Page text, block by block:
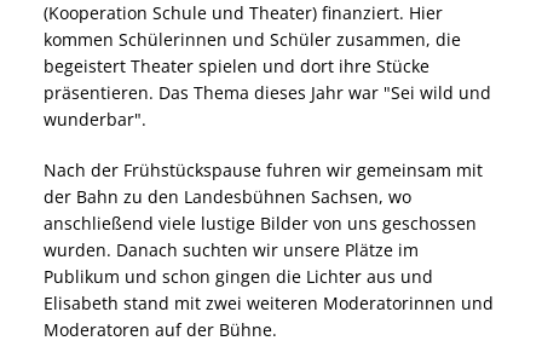
(Kooperation Schule und Theater) finanziert. Hier
kommen Schülerinnen und Schüler zusammen, die
begeistert Theater spielen und dort ihre Stücke
präsentieren. Das Thema dieses Jahr war "Sei wild und
wunderbar".
Nach der Frühstückspause fuhren wir gemeinsam mit
der Bahn zu den Landesbühnen Sachsen, wo
anschließend viele lustige Bilder von uns geschossen
wurden. Danach suchten wir unsere Plätze im
Publikum und schon gingen die Lichter aus und
Elisabeth stand mit zwei weiteren Moderatorinnen und
Moderatoren auf der Bühne.